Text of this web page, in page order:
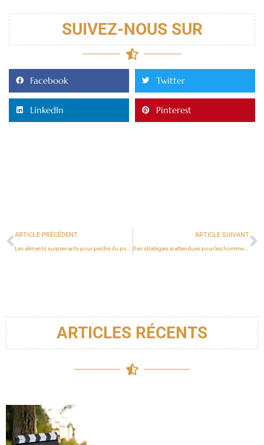
SUIVEZ-NOUS SUR
Facebook Twitter
LinkedIn Pinterest
ARTICLE PRÉCÉDENT ARTICLE SUIVANT
Des stratégies inattendues pour les hommes qui veulent perdre du poids rapidement
ARTICLES RÉCENTS